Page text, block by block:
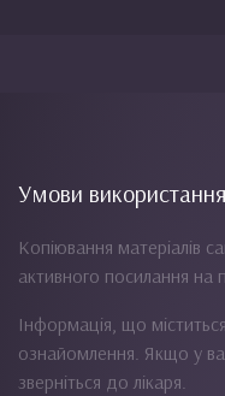
Умови використання
Копіювання матеріалів
активного посилання
Інформація, що
ознайомлення. Якщо у
зверніться до лікаря.